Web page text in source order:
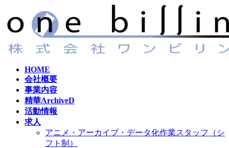
ン
テ
ツ
ビ
ゲ
シ
HOME
会社概要
事業内容
精華ArchiveD
活動情報
求人
アニメ・アーカイブ・データ化作業スタッフ（シ
フト制）